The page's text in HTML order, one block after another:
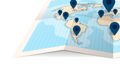
Nuestros
aprovechar la
colectiva de la red
todo el mundo,